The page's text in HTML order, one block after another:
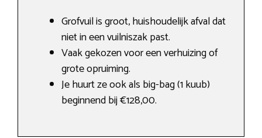
Grofvuil is groot, huishoudelijk afval dat
niet in een vuilniszak past.
Vaak gekozen voor een verhuizing of
grote opruiming.
Je huurt ze ook als big-bag (1 kuub)
beginnend bij €128,00.